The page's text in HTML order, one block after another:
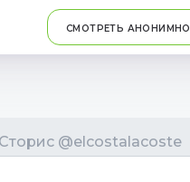
СМОТРЕТЬ АНОНИМНО
Сторис @elcostalacoste